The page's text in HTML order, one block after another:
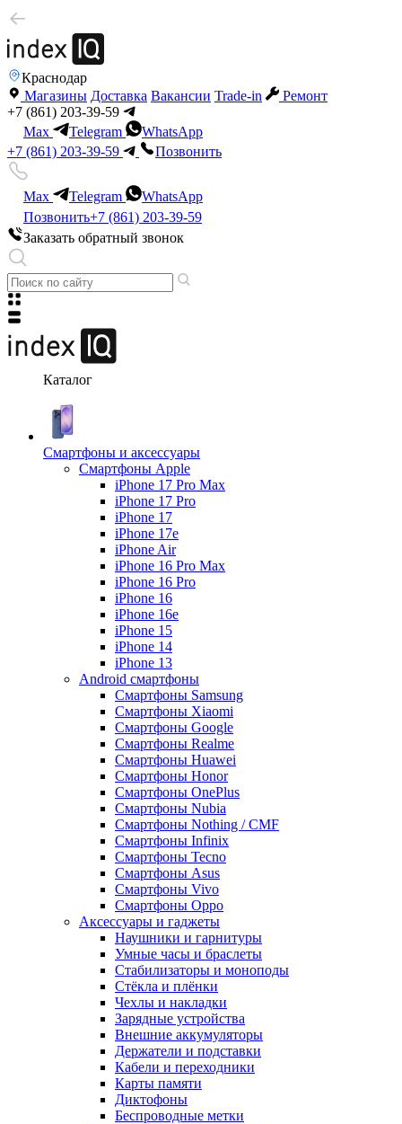
Краснодар
Магазины Доставка Вакансии Trade-in
Ремонт
+7 (861) 203-39-59
Max
Telegram
WhatsApp
+7 (861) 203-39-59
Позвонить
Max Telegram
WhatsApp
Позвонить+7 (861) 203-39-59
Заказать обратный звонок
Каталог
Смартфоны и аксессуары
Смартфоны Apple
iPhone 17 Pro Max
iPhone 17 Pro
iPhone 17
iPhone 17e
iPhone Air
iPhone 16 Pro Max
iPhone 16 Pro
iPhone 16
iPhone 16e
iPhone 15
iPhone 14
iPhone 13
Android cмартфоны
Смартфоны Samsung
Смартфоны Xiaomi
Смартфоны Google
Смартфоны Realme
Смартфоны Huawei
Смартфоны Honor
Смартфоны OnePlus
Смартфоны Nubia
Смартфоны Nothing / CMF
Смартфоны Infinix
Смартфоны Tecno
Смартфоны Asus
Смартфоны Vivo
Смартфоны Oppo
Аксессуары и гаджеты
Наушники и гарнитуры
Умные часы и браслеты
Стабилизаторы и моноподы
Стёкла и плёнки
Чехлы и накладки
Зарядные устройства
Внешние аккумуляторы
Держатели и подставки
Кабели и переходники
Карты памяти
Диктофоны
Беспроводные метки